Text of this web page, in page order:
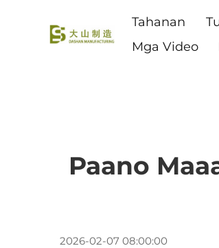
Tahanan
Mga Video
Paano
2026-02-07 08:00:00